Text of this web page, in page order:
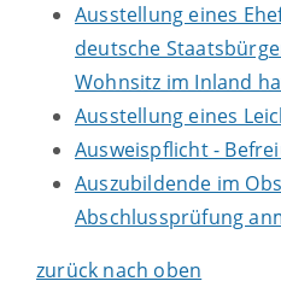
Ausstellung eines
deutsche
Wohnsitz im Inland
Ausstellung eines
Ausweispflicht -
Auszubildende im
Abschlussprüfung
zurück nach oben